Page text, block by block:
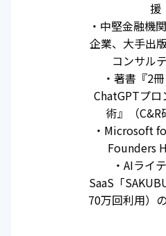
援
・中堅金融機
企業、大手出
コンサル
・著書『2
ChatGPTプ
術』（C&R
・Microsoft
Founders
・AIライ
SaaS「
70万回利用）